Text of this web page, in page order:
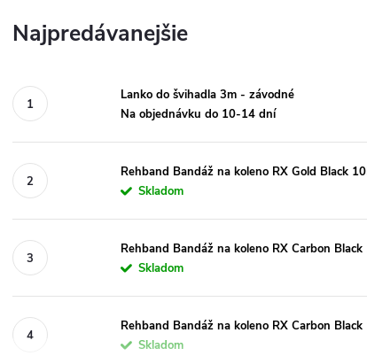
Najpredávanejšie
Lanko do švihadla 3m - závodné
Na objednávku do 10-14 dní
Rehband Bandáž na koleno RX Gold Black
Skladom
Rehband Bandáž na koleno RX Carbon
Skladom
Rehband Bandáž na koleno RX Carbon
Skladom